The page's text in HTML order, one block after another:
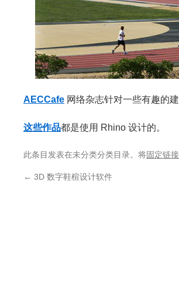
AECCafe 网络杂志针对一些有趣的
这些作品都是使用 Rhino 设计的。
此条目发表在未分类分类目录。将固定链接
← 3D 数字鞋楦设计软件